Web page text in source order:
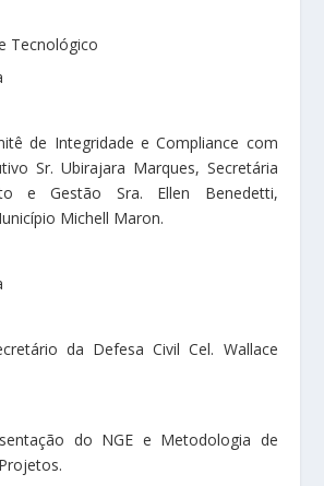
Tecnológico
de Integridade e Compliance com
Sr. Ubirajara Marques, Secretária
e Gestão Sra. Ellen Benedetti,
Michell Maron.
da Defesa Civil Cel. Wallace
do NGE e Metodologia de